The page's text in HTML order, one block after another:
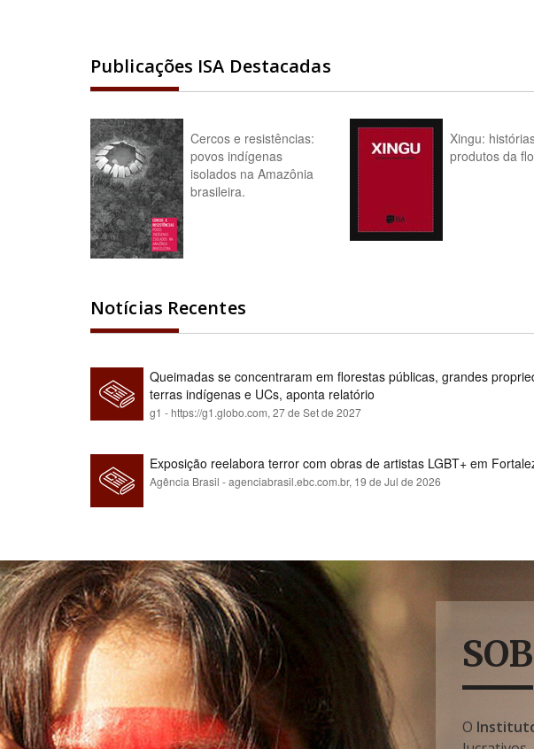
Publicações ISA Destacadas
Cercos e resistências:
povos indígenas
isolados na Amazônia
brasileira.
Xingu:
produtos da
Notícias Recentes
Queimadas se concentraram em florestas públicas, grandes
terras indígenas e UCs, aponta relatório
g1 - https://g1.globo.com, 27 de Set de 2027
Exposição reelabora terror com obras de artistas LGBT+ em
Agência Brasil - agenciabrasil.ebc.com.br, 19 de Jul de 2026
O